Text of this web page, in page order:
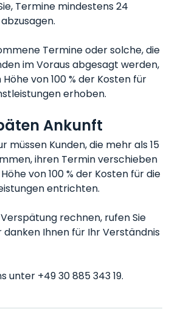
Termine mindestens 24
Termine oder solche, die
im Voraus abgesagt werden,
von 100 % der Kosten für
erhoben.
Ankunft
müssen Kunden, die mehr als 15
ihren Termin verschieben
von 100 % der Kosten für die
entrichten.
rechnen, rufen Sie
Ihnen für Ihr Verständnis
unter +49 30 885 343 19.